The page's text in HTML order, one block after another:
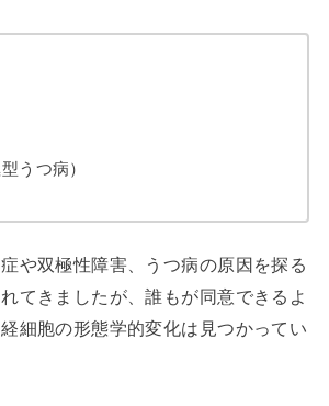
うつ病）
や双極性障害、うつ病の原因を探る
てきましたが、誰もが同意できるよ
細胞の形態学的変化は見つかってい